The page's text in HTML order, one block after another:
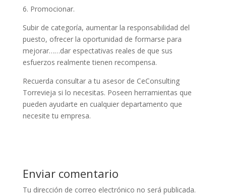
6. Promocionar.
Subir de categoría, aumentar la responsabilidad del
puesto, ofrecer la oportunidad de formarse para
mejorar……dar espectativas reales de que sus
esfuerzos realmente tienen recompensa.
Recuerda consultar a tu asesor de CeConsulting
Torrevieja si lo necesitas. Poseen herramientas que
pueden ayudarte en cualquier departamento que
necesite tu empresa.
Enviar comentario
Tu dirección de correo electrónico no será publicada.